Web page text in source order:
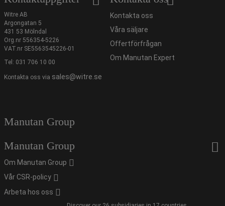
Witre AB
Argongatan 5
431 53 Mölndal
Org.nr 556354-5226
VAT.nr SE5563545226-01
Tel: 031 706 10 00
Kontakta oss via sales@witre.se
Kontakta oss
Våra säljare
Offertförfrågan
Om Manutan Expert
Manutan Group
Manutan Group
Om Manutan Group
Vår CSR-policy
Arbeta hos oss